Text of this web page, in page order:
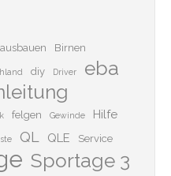
ausbauen Birnen
diy Driver eba
felgen Gewinde Hilfe
QL QLE Service
Sportage 3